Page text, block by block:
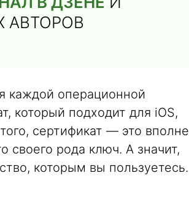
АВТОРОВ
каждой операционной
который подходит для iOS,
сертификат — это вполне
своего рода ключ. А значит,
которым вы пользуетесь.